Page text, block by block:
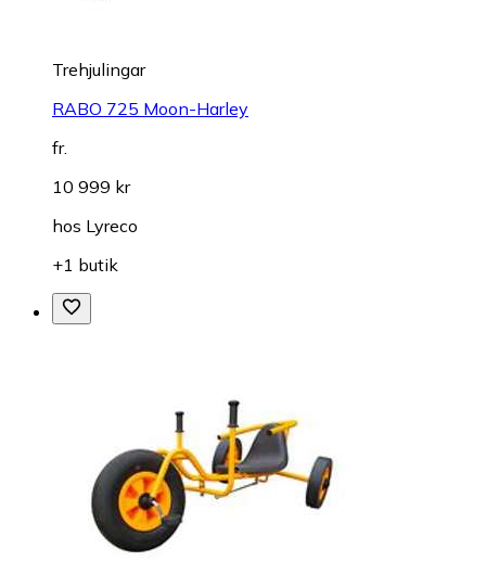
Trehjulingar
RABO 725 Moon-Harley
fr.
10 999 kr
hos Lyreco
+1 butik